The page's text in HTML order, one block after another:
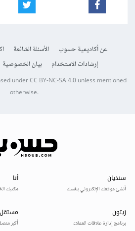
عن أكاديمية حسوب الأسئلة الشائعة
إرشادات الاستخدام
بيان الخصوصية
underCC BY-NC-SA 4.0unless mentioned
otherwise.